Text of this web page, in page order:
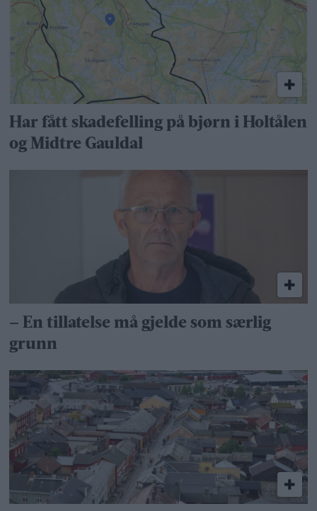
Har fått skadefelling på bjørn i Holtålen
og Midtre Gauldal
– En tillatelse må gjelde som særlig
grunn